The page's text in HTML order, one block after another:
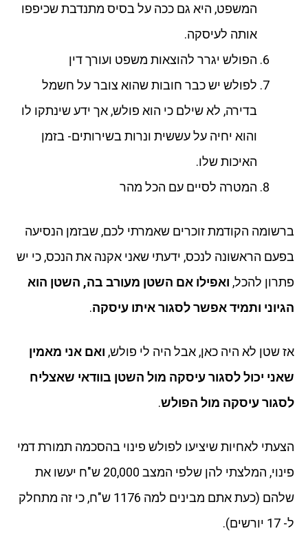
המשפט, היא גם ככה על בסיס מתנדבת שכיפפו
אותה לעיסקה.
הפולש יגרר להוצאות משפט ועורך דין
לפולש יש כבר חובות שהוא צובר על חשמל
בדירה, לא שילם כי הוא פולש, אך ידע שינתקו לו
והוא יחיה על עששית ונרות בשירותים- בזמן
האיכות שלו.
המטרה לסיים עם הכל מהר
ברשומה הקודמת זוכרים שאמרתי לכם, שבזמן הנסיעה
בפעם הראשונה לנכס, ידעתי שאני אקנה את הנכס, כי יש
פתרון להכל, ואפילו אם השטן מעורב בה, השטן הוא
הגיוני ותמיד אפשר לסגור איתו עיסקה.
אז שטן לא היה כאן, אבל היה לי פולש, ואם אני מאמין
שאני יכול לסגור עיסקה מול השטן בוודאי שאצליח
לסגור עיסקה מול הפולש.
הצעתי לאחיות שיציעו לפולש פינוי בהסכמה תמורת דמי
פינוי, המלצתי להן שלפי המצב 20,000 ש"ח יעשו את
שלהם (כעת אתם מבינים למה 1176 ש"ח, כי זה מתחלק
ל- 17 יורשים).